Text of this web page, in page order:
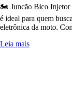
🏍️ Juncão Bico Injetor
é ideal para quem
eletrônica da moto.
Leia mais